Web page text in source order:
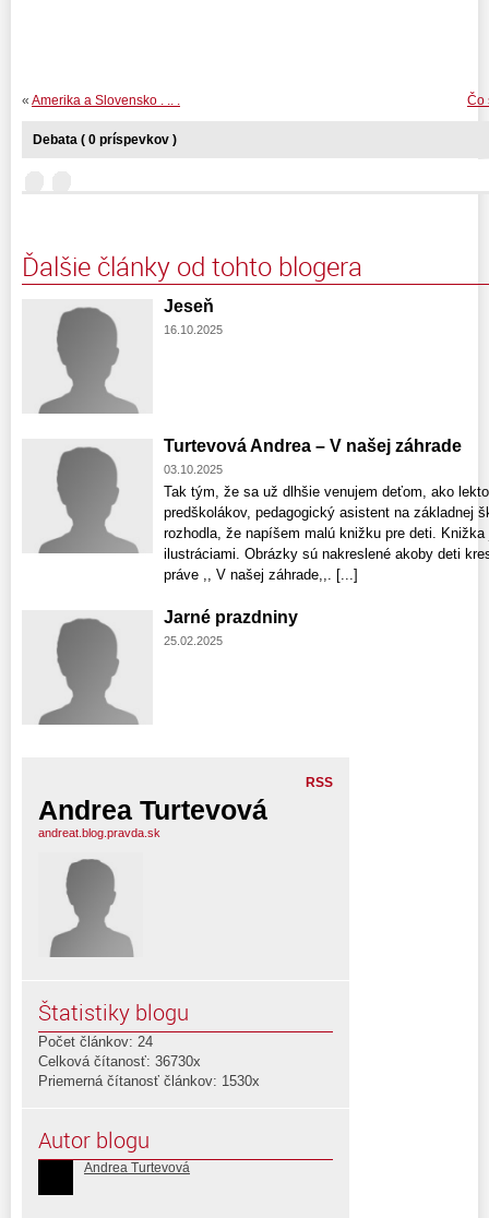
Čo
« Amerika a Slovensko . .. .
Debata ( 0 príspevkov )
Ďalšie články od tohto blogera
Jeseň
16.10.2025
Turtevová Andrea – V našej záhrade
03.10.2025
Tak tým, že sa už dlhšie venujem deťom, ako
predškolákov, pedagogický asistent na základnej
rozhodla, že napíšem malú knižku pre deti.
ilustráciami. Obrázky sú nakreslené akoby deti
práve ,, V našej záhrade,,. [...]
Jarné prazdniny
25.02.2025
RSS
Andrea Turtevová
andreat.blog.pravda.sk
Štatistiky blogu
Počet článkov: 24
Celková čítanosť: 36730x
Priemerná čítanosť článkov: 1530x
Autor blogu
Andrea Turtevová